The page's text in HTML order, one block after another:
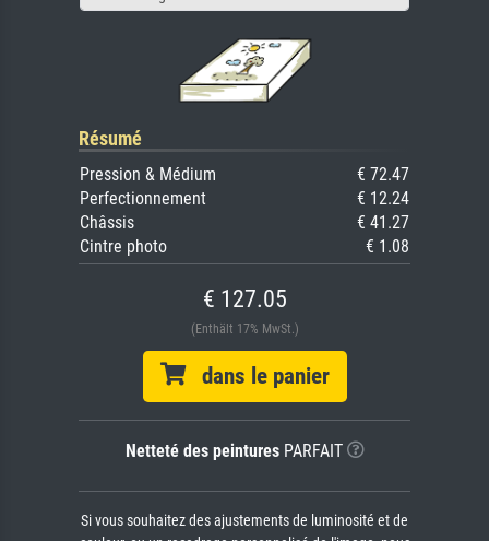
Résumé
Pression & Médium
€ 72.47
Perfectionnement
€ 12.24
Châssis
€ 41.27
Cintre photo
€ 1.08
€ 127.05
(Enthält 17% MwSt.)
dans le panier
Netteté des peinturesPARFAIT
Si vous souhaitez des ajustements de luminosité et de